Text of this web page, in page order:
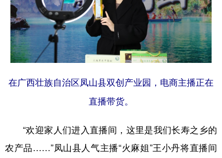
在广西壮族自治区凤山县双创产业园，电商主播正在
直播带货。
“欢迎家人们进入直播间，这里是我们长寿之乡的
农产品……”凤山县人气主播“火麻姐”王小丹将直播间